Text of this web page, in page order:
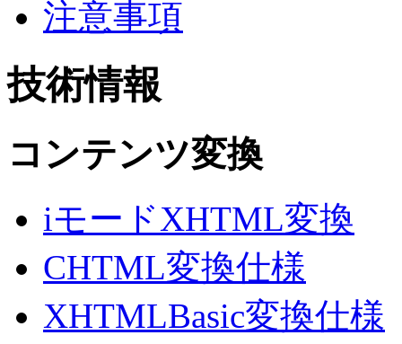
注意事項
技術情報
コンテンツ変換
iモードXHTML変換
CHTML変換仕様
XHTMLBasic変換仕様